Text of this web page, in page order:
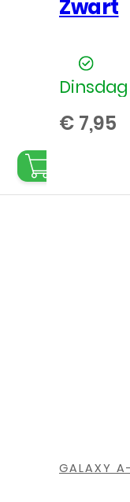
Zwart
€ 7,95
GALAXY